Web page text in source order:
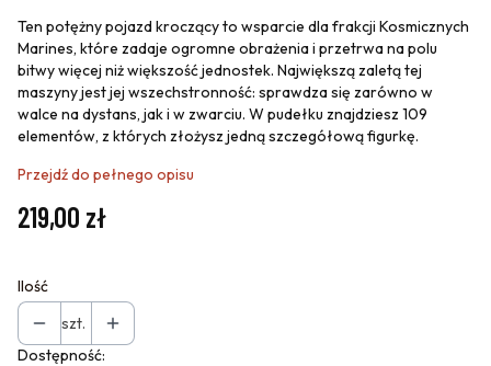
Ten potężny pojazd kroczący to wsparcie dla frakcji Kosmicznych
Marines, które zadaje ogromne obrażenia i przetrwa na polu
bitwy więcej niż większość jednostek. Największą zaletą tej
maszyny jest jej wszechstronność: sprawdza się zarówno w
walce na dystans, jak i w zwarciu. W pudełku znajdziesz 109
elementów, z których złożysz jedną szczegółową figurkę.
Przejdź do pełnego opisu
Cena
219,00 zł
Ilość
szt.
Dostępność: